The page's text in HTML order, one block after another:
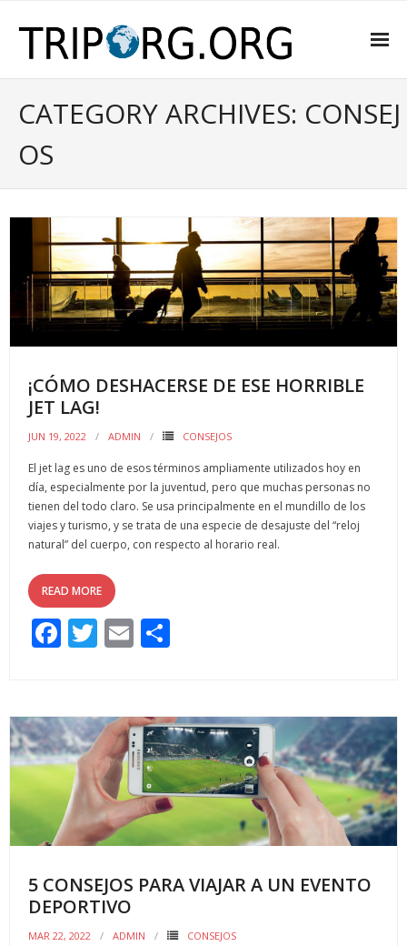
PRESUPUESTO DE VIAJE
RECOMENDACIONES
CONTACTA CON NOSOTROS
CATEGORY ARCHIVES: CONSEJ
OS
¡CÓMO DESHACERSE DE ESE HORRIBLE
JET LAG!
JUN 19, 2022 ADMIN CONSEJOS
El jet lag es uno de esos términos ampliamente utilizados hoy en
día, especialmente por la juventud, pero que muchas personas no
tienen del todo claro. Se usa principalmente en el mundillo de los
viajes y turismo, y se trata de una especie de desajuste del “reloj
natural” del cuerpo, con respecto al horario real.
READ MORE
F
b
o
o
k
T
er
E
l p
ar
ti
r
5 CONSEJOS PARA VIAJAR A UN EVENTO
DEPORTIVO
MAR 22, 2022 ADMIN CONSEJOS